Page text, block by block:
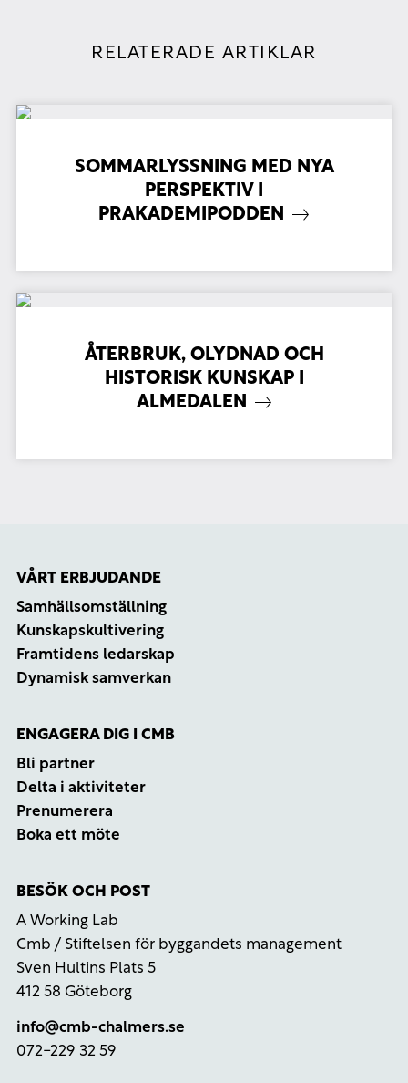
RELATERADE ARTIKLAR
SOMMARLYSSNING MED NYA
PERSPEKTIV I
PRAKADEMIPODDEN
ÅTERBRUK, OLYDNAD OCH
HISTORISK KUNSKAP I
ALMEDALEN
VÅRT ERBJUDANDE
Samhällsomställning
Kunskapskultivering
Framtidens ledarskap
Dynamisk samverkan
ENGAGERA DIG I CMB
Bli partner
Delta i aktiviteter
Prenumerera
Boka ett möte
BESÖK OCH POST
A Working Lab
Cmb / Stiftelsen för byggandets management
Sven Hultins Plats 5
412 58 Göteborg
info@cmb-chalmers.se
072-229 32 59